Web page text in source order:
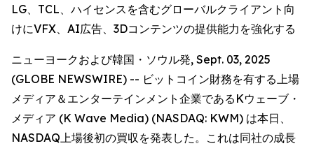
LG、TCL、ハイセンスを含むグローバルクライアント向
けにVFX、AI広告、3Dコンテンツの提供能力を強化する
ニューヨークおよび韓国・ソウル発, Sept. 03, 2025
(GLOBE NEWSWIRE) -- ビットコイン財務を有する上場
メディア＆エンターテインメント企業であるKウェーブ・
メディア (K Wave Media) (NASDAQ: KWM) は本日、
NASDAQ上場後初の買収を発表した。これは同社の成長